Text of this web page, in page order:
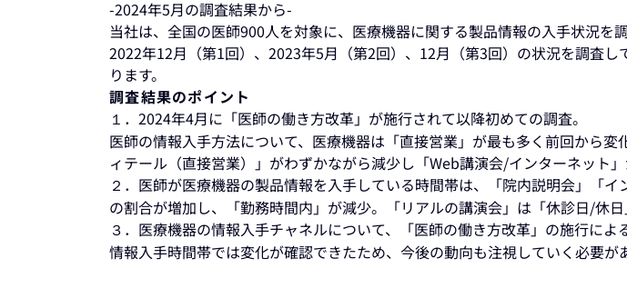
-2024年5月の調査結果から-
当社は、全国の医師900人を対象に、医療機器に関する製品情報の入手状況を
2022年12月（第1回）、2023年5月（第2回）、12月（第3回）の状況を調査し
ります。
調査結果のポイント
１．2024年4月に「医師の働き方改革」が施行されて以降初めての調査。
医師の情報入手方法について、医療機器は「直接営業」が最も多く前回から変
ィテール（直接営業）」がわずかながら減少し「Web講演会/インターネット」
２．医師が医療機器の製品情報を入手している時間帯は、「院内説明会」「イ
の割合が増加し、「勤務時間内」が減少。「リアルの講演会」は「休診日/休日
３．医療機器の情報入手チャネルについて、「医師の働き方改革」の施行によ
情報入手時間帯では変化が確認できたため、今後の動向も注視していく必要が